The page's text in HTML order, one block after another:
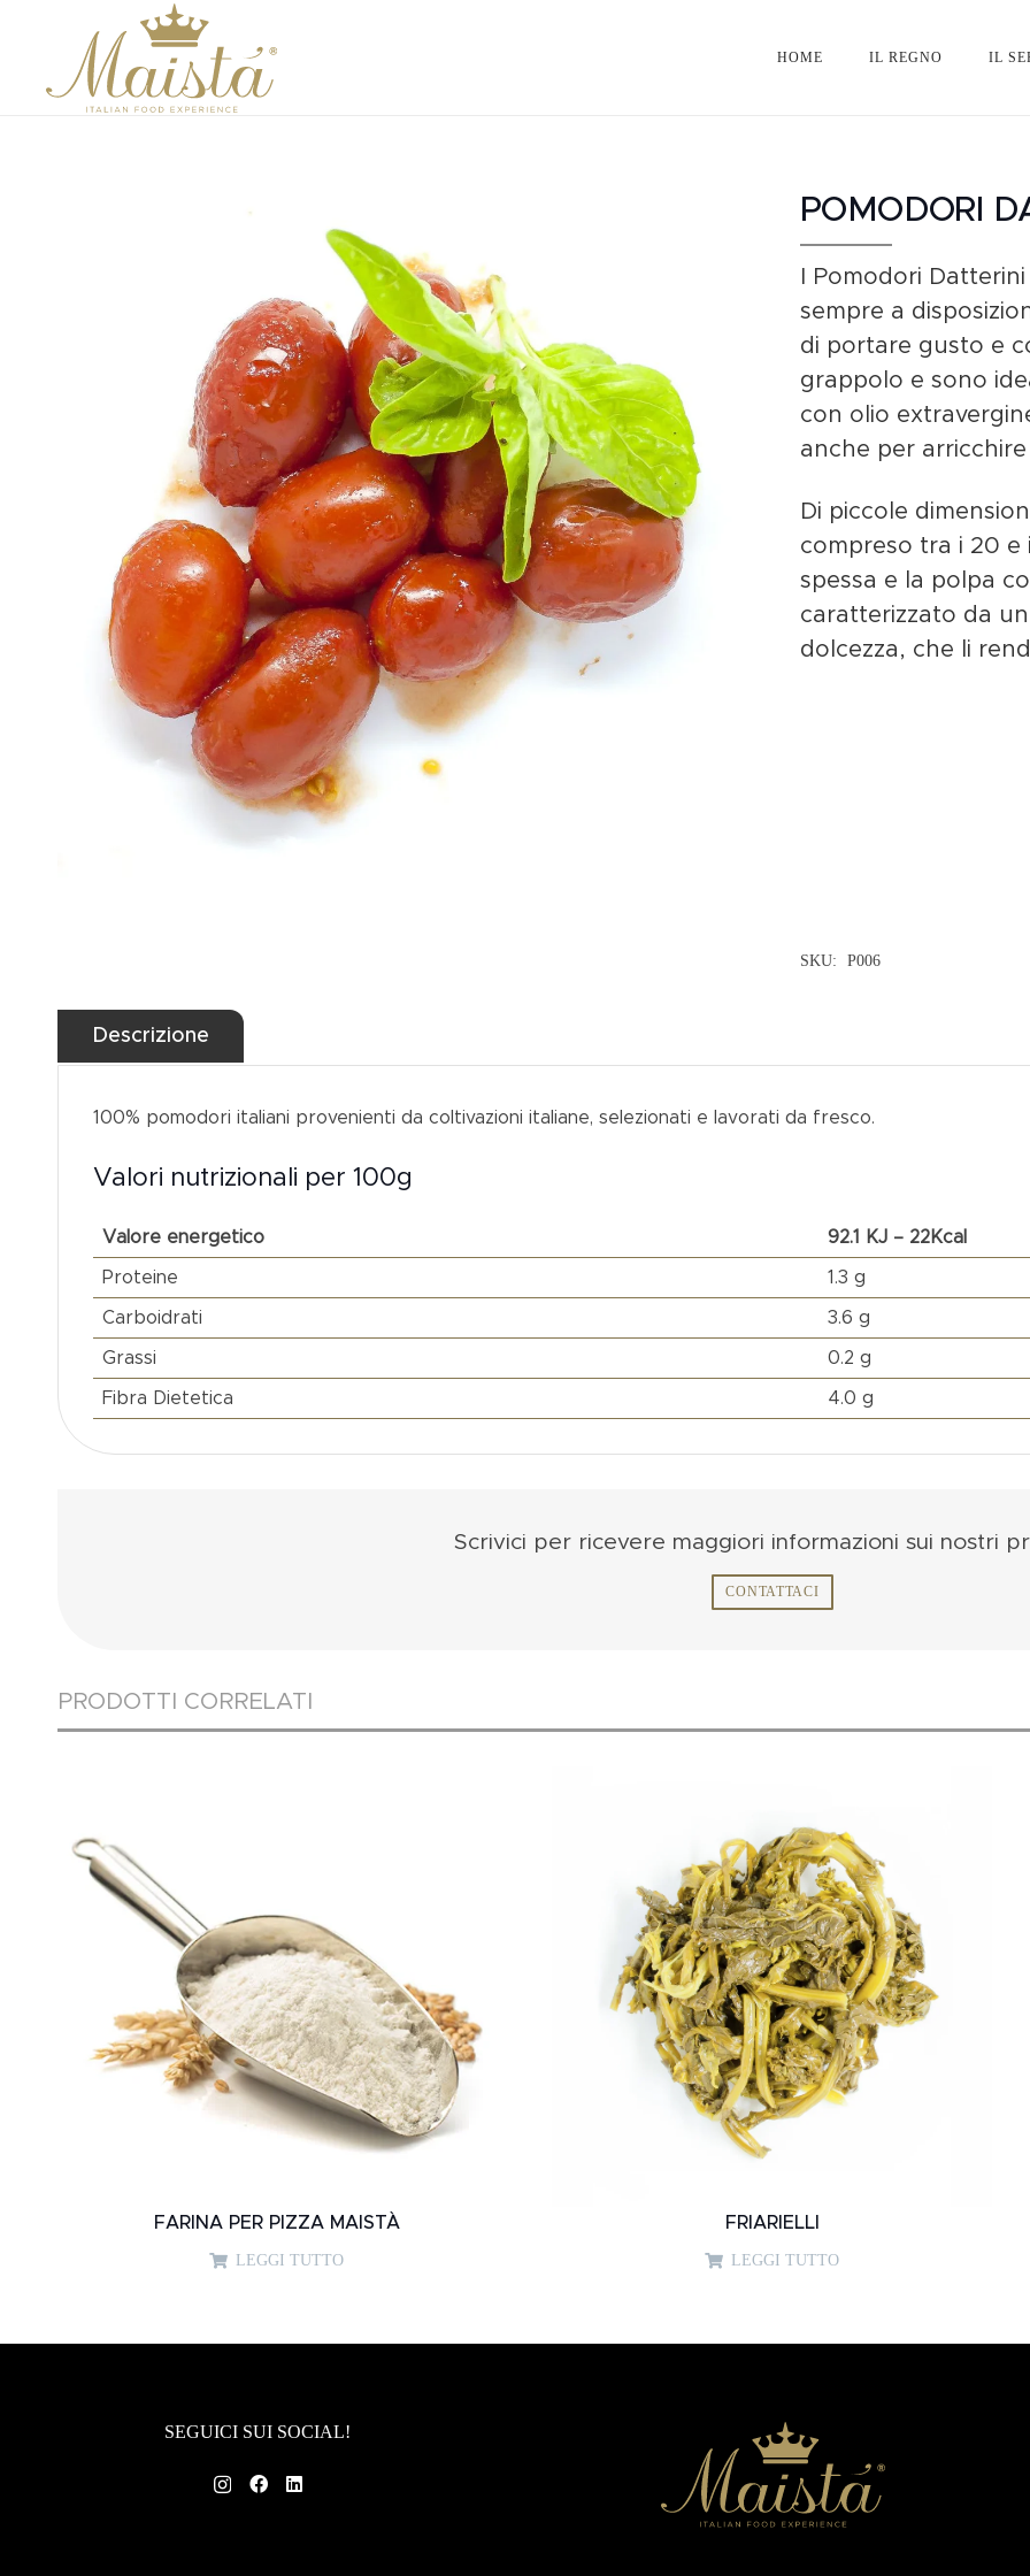
HOME IL REGNO IL
POMODORI
I Pomodori
sempre a
di portare gusto e
grappolo e sono
con olio
anche per
Di piccole
compreso tra i 20 e
spessa e la polpa
caratterizzato da
dolcezza, che li
SKU: P006
100% pomodori italiani provenienti da coltivazioni italiane, selezionati e lavorati da fresco.
Valori nutrizionali per 100g
Valore energetico 92.1 KJ – 22Kcal
Proteine 1.3 g
Carboidrati 3.6 g
Grassi 0.2 g
Fibra Dietetica 4.0 g
Scrivici per ricevere maggiori informazioni sui nostri
CONTATTACI
PRODOTTI CORRELATI
FARINA PER PIZZA MAISTÀ
LEGGI TUTTO
FRIARIELLI
LEGGI TUTTO
SEGUICI SUI SOCIAL!